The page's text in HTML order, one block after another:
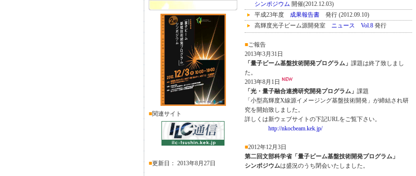
■関連サイト
■更新日： 2013年8月27日
シンポジウム 開催(2012.12.03)
平成23年度 成果報告書 発行 (2012.09.10)
高輝度光子ビーム源開発室 ニュース Vol.8 発行
（2012.06.08）
公式プレス発表 (2012.05.29
「大強度電子ビームの超伝導加速を実現」
第2回 共同レーザー打ち合せ開催（2012.05.20）
STF加速器 ビーム加速に成功！
1msフラットビーム取り出し成功！ （2012.03.22）
第９回 高輝度・RF電子銃研究会開催（2012.03.08-09）
電子ビームの生成テストに成功！
第1回 共同レーザー打ち合せ開催 (2012.01.24)
高輝度光子ビーム源開発室
平成22年度
高輝度光子ビーム源開発室
ニュース Vol.6
発行
（2011.03.25）
■ご報告
2013年3月31日
「量子ビーム基盤技術開発プログラム」 課題は終了致しまし
た。
2013年8月1日
「光・量子融合連携研究開発プログラム」 課題
「小型高輝度X線源イメージング基盤技術開発」が締結され研
究を開始致しました。
詳しくは新ウェブサイトの下記URLをご覧下さい。
http://nkocbeam.kek.jp/
■2012年12月3日
第二回文部科学省「量子ビーム基盤技術開発プログラム」
シンポジウムは盛況のうち閉会いたしました。